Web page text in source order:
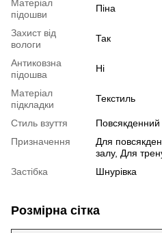
Матеріал
підошви
Піна
Захист від
вологи
Так
Антиковзна
підошва
Ні
Матеріал
підкладки
Текстиль
Стиль взуття
Повсякденний
Призначення
Для
залу, Для
Застібка
Шнурівка
Розмірна сітка